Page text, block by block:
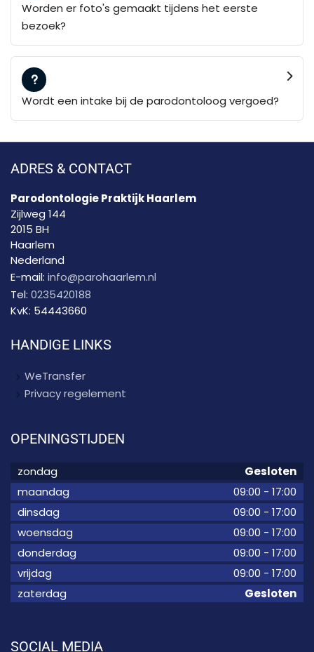
Worden er foto's gemaakt tijdens het eerste
bezoek?
Wordt een intake bij de parodontoloog vergoed?
ADRES & CONTACT
Parodontologie Praktijk Haarlem
Zijlweg 144
2015 BH
Haarlem
Nederland
E-mail: info@parohaarlem.nl
Tel: 0235420188
KvK: 54443660
HANDIGE LINKS
WeTransfer
Privacy regelement
OPENINGSTIJDEN
zondag
Gesloten
maandag
09:00 - 17:00
dinsdag
09:00 - 17:00
woensdag
09:00 - 17:00
donderdag
09:00 - 17:00
vrijdag
09:00 - 17:00
zaterdag
Gesloten
SOCIAL MEDIA